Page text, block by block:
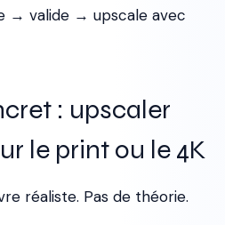
→ valide → upscale avec
: upscaler
le print ou le 4K
réaliste. Pas de théorie.